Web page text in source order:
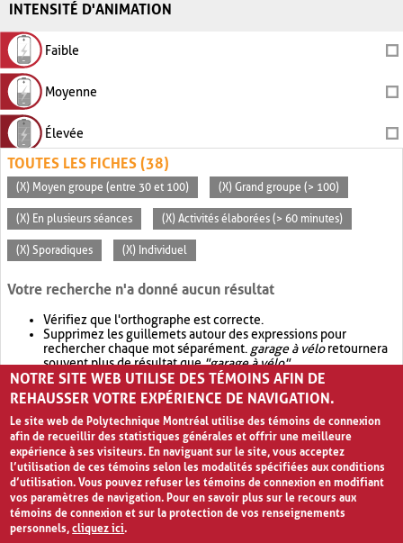
INTENSITÉ D'ANIMATION
Faible
Moyenne
Élevée
TOUTES LES FICHES (38)
(X) Moyen groupe (entre 30 et 100) (X) Grand groupe (> 100)
(X) En plusieurs séances (X) Activités élaborées (> 60 minutes)
(X) Sporadiques (X) Individuel
Votre recherche n'a donné aucun résultat
Vérifiez que l'orthographe est correcte.
Supprimez les guillemets autour des expressions pour
rechercher chaque mot séparément. garage à véloretournera
souvent plus de résultat que"garage à vélo".
Envisagez d'élargir votre recherche avec OR.garage OR vélo
retournera souvent plus de résultat quegarage à vélo
NOTRE SITE WEB UTILISE DES TÉMOINS AFIN DE
REHAUSSER VOTRE EXPÉRIENCE DE NAVIGATION.
Le site web de Polytechnique Montréal utilise des témoins de connexion
afin de recueillir des statistiques générales et offrir une meilleure
expérience à ses visiteurs. En naviguant sur le site, vous acceptez
l’utilisation de ces témoins selon les modalités spécifiées aux conditions
d’utilisation. Vous pouvez refuser les témoins de connexion en modifiant
vos paramètres de navigation. Pour en savoir plus sur le recours aux
témoins de connexion et sur la protection de vos renseignements
personnels,cliquez ici.